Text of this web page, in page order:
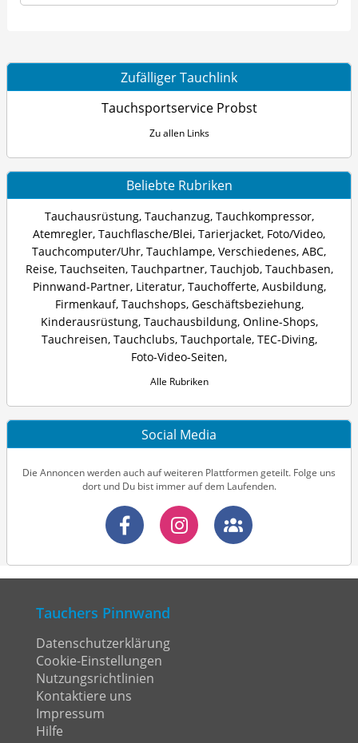
Zufälliger Tauchlink
Tauchsportservice Probst
Zu allen Links
Beliebte Rubriken
Tauchausrüstung, Tauchanzug, Tauchkompressor,
Atemregler, Tauchflasche/Blei, Tarierjacket, Foto/Video,
Tauchcomputer/Uhr, Tauchlampe, Verschiedenes, ABC,
Reise, Tauchseiten, Tauchpartner, Tauchjob, Tauchbasen,
Pinnwand-Partner, Literatur, Tauchofferte, Ausbildung,
Firmenkauf, Tauchshops, Geschäftsbeziehung,
Kinderausrüstung, Tauchausbildung, Online-Shops,
Tauchreisen, Tauchclubs, Tauchportale, TEC-Diving,
Foto-Video-Seiten,
Alle Rubriken
Social Media
Die Annoncen werden auch auf weiteren Plattformen geteilt. Folge uns
dort und Du bist immer auf dem Laufenden.
Tauchers Pinnwand
Datenschutzerklärung
Cookie-Einstellungen
Nutzungsrichtlinien
Kontaktiere uns
Impressum
Hilfe